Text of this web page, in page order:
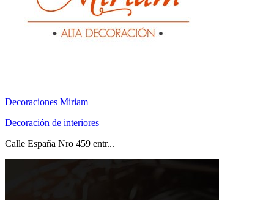
Decoraciones Miriam
Decoración de interiores
Calle España Nro 459 entr...